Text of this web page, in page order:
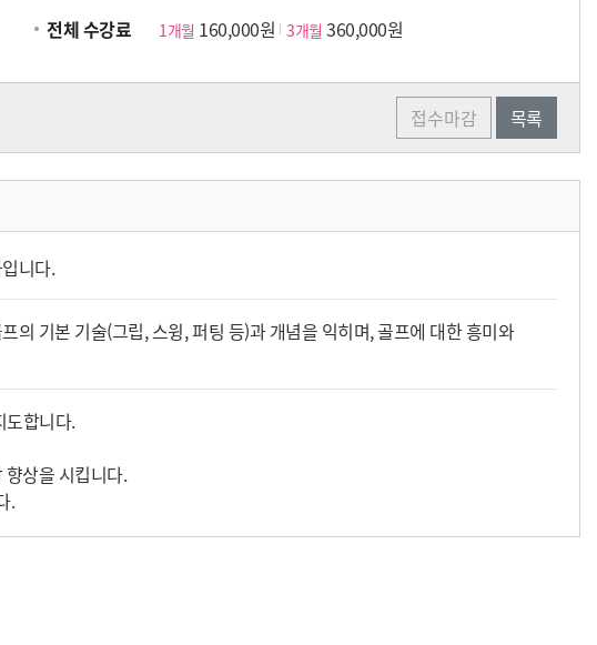
전체 수강료 1개월 160,000원 3개월 360,000원
접수마감 목록
니다.
의 기본 기술(그립, 스윙, 퍼팅 등)과 개념을 익히며, 골프에 대한 흥미와
도합니다.
상을 시킵니다.
.